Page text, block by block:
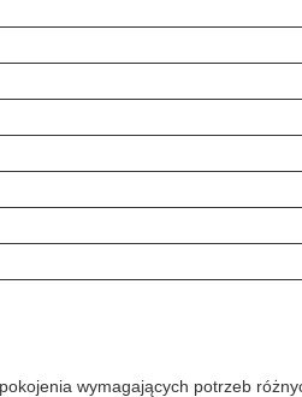
wymagających potrzeb